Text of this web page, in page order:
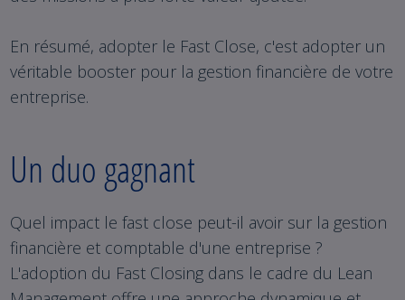
En résumé, adopter le Fast Close, c'est adopter un
véritable booster pour la gestion financière de votre
entreprise.
Un duo gagnant
Quel impact le fast close peut-il avoir sur la gestion
financière et comptable d'une entreprise ?
L'adoption du Fast Closing dans le cadre du Lean